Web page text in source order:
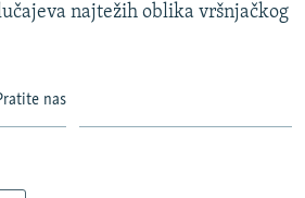
najtežih oblika vršnjačkog
nas